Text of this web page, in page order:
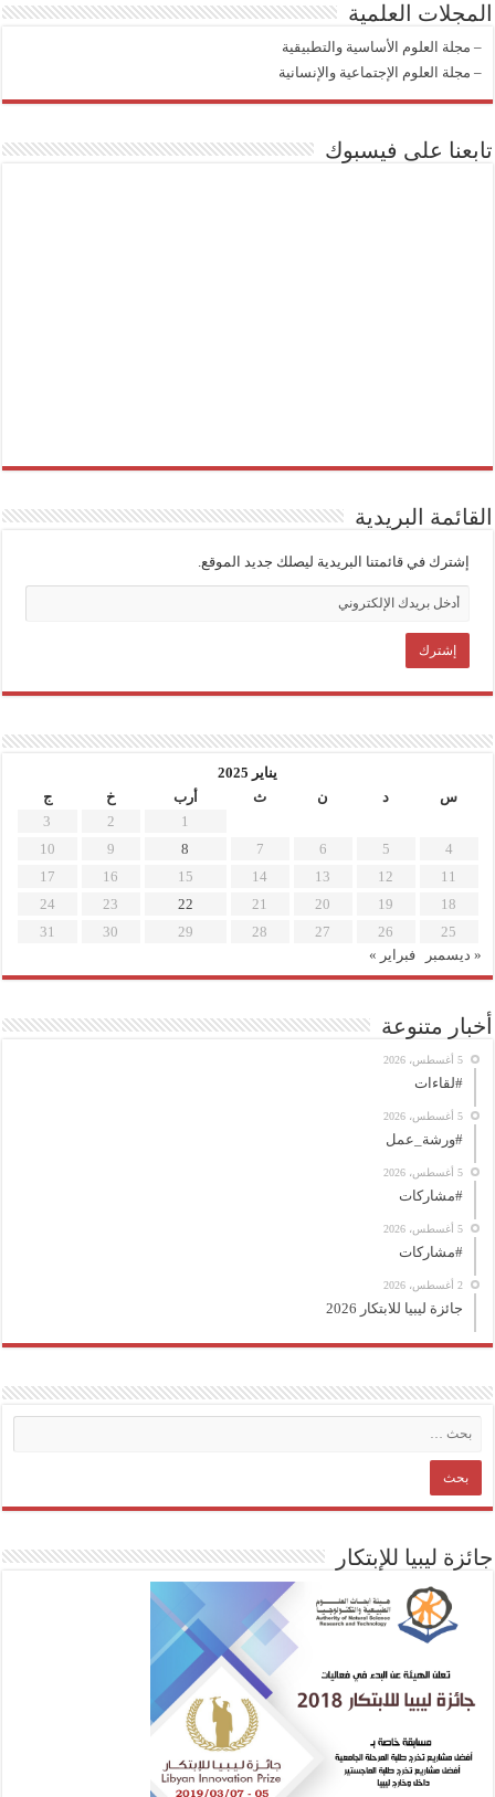
المجلات العلمية
– مجلة العلوم الأساسية والتطبيقية
– مجلة العلوم الإجتماعية والإنسانية
تابعنا على فيسبوك
القائمة البريدية
إشترك في قائمتنا البريدية ليصلك جديد الموقع.
يناير 2025
س
د ن ث أرب خ
ج
1
2
3
4
5
6
7
8
9
10
11
12
13
14
15
16
17
18
19
20
21
22
23
24
25
26
27
28
29
30
31
« ديسمبر
فبراير »
أخبار متنوعة
5 أغسطس، 2026
#لقاءات
5 أغسطس، 2026
#ورشة_عمل
5 أغسطس، 2026
#مشاركات
5 أغسطس، 2026
#مشاركات
2 أغسطس، 2026
جائزة ليبيا للابتكار 2026
جائزة ليبيا للإبتكار